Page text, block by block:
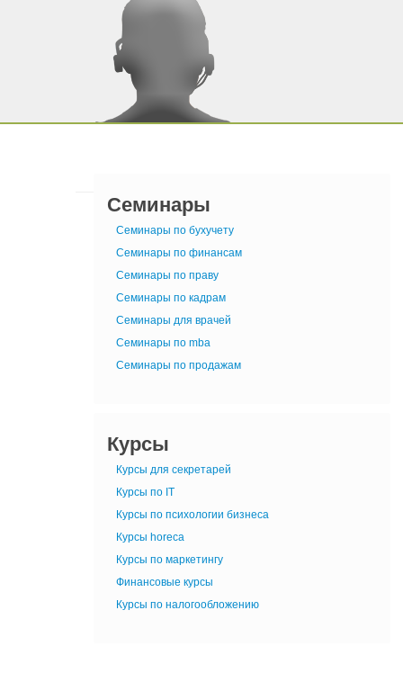
Семинары
Семинары по бухучету
Семинары по финансам
Семинары по праву
Семинары по кадрам
Семинары для врачей
Семинары по mba
Семинары по продажам
Курсы
Курсы для секретарей
Курсы по IT
Курсы по психологии бизнеса
Курсы horeca
Курсы по маркетингу
Финансовые курсы
Курсы по налогообложению